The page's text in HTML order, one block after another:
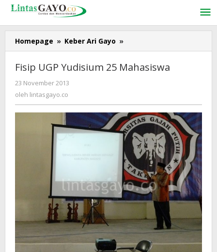
Lewati
konten
Homepage » Keber Ari Gayo »
UGP
Yudisium
25
Fisip UGP Yudisium 25 Mahasiswa
23 November 2013
oleh lintasgayo.co